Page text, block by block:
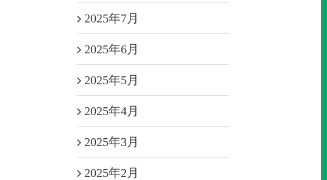
2025年7月
2025年6月
2025年5月
2025年4月
2025年3月
2025年2月